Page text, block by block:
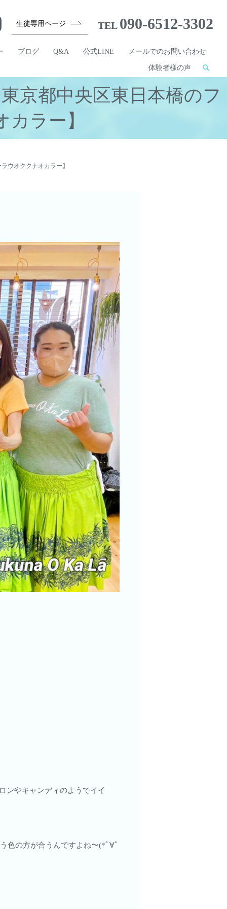
ブログ Q&A 公式LINE メールでのお問い合わせ
体験者様の声
生徒専用ページ TEL 090-6512-3302
京都中央区東日本橋のフ
ラー】
ウオククナオカラー】
ンやキャンディのようでイイ
色の方が合うんですよね〜(*ﾟ∀ﾟ